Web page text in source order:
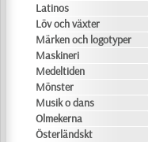
Latinos
Löv och växter
Märken och logotyper
Maskineri
Medeltiden
Mönster
Musik o dans
Olmekerna
Österländskt